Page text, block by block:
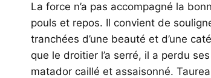
La force n’a pas accompagné la
pouls et repos. Il convient de
tranchées d’une beauté et d’une
que le droitier l’a serré, il a perdu
matador caillé et assaisonné.